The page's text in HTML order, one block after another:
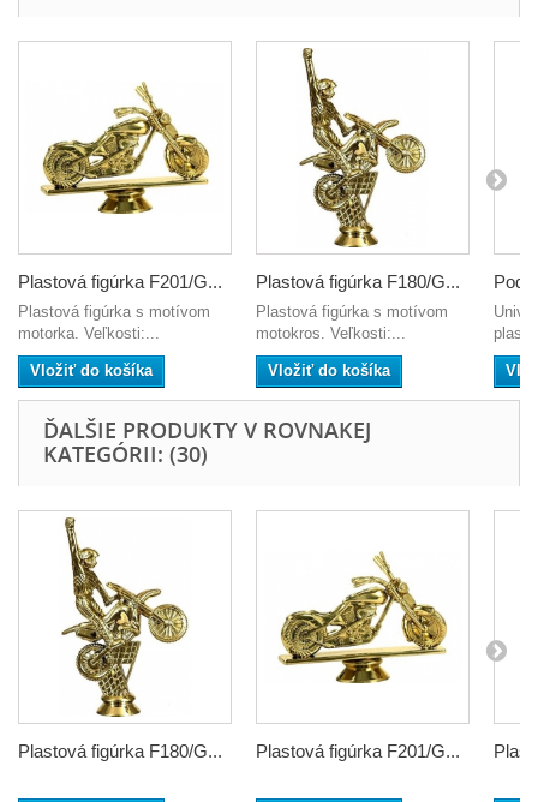
Plastová figúrka F201/G...
Plastová figúrka s motívom
motorka. Veľkosti:...
Vložiť do košíka
Plastová figúrka F180/G...
Plastová figúrka s motívom
motokros. Veľkosti:...
Vložiť do košíka
ĎALŠIE PRODUKTY V ROVNAKEJ
KATEGÓRII: (30)
Plastová figúrka F180/G... Plastová figúrka F201/G...